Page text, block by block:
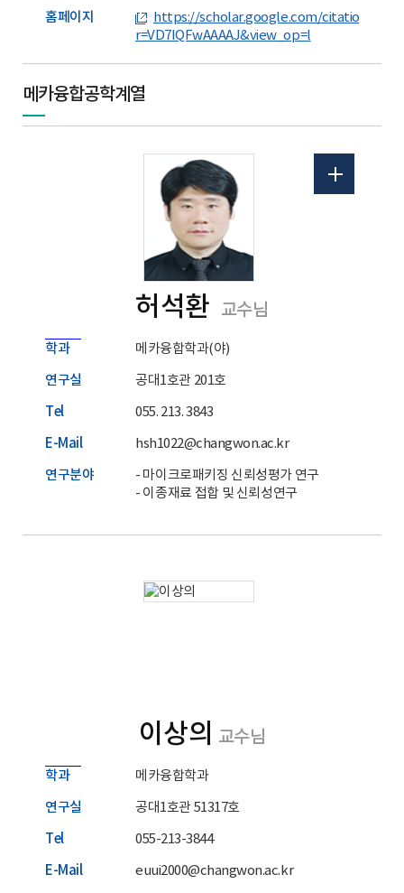
홈페이지
https://scholar.google.com/
r=VD7IQFwAAAAJ&view_op=l
메카융합공학계열
허석환 교수님
학과 메카융합학과(야)
연구실 공대1호관 201호
Tel 055. 213. 3843
E-Mail hsh1022@changwon.ac.kr
연구분야
- 마이크로패키징 신뢰성평가 연구
- 이종재료 접합 및 신뢰성연구
이상의 교수님
학과 메카융합학과
연구실 공대1호관 51317호
Tel 055-213-3844
E-Mail euui2000@changwon.ac.kr